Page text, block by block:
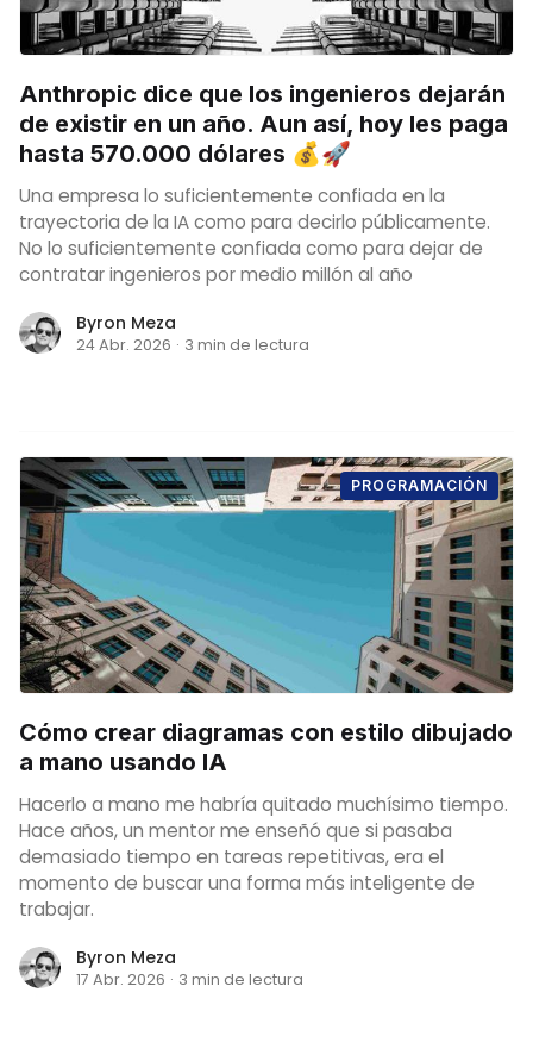
Anthropic dice que los ingenieros dejarán
de existir en un año. Aun así, hoy les paga
hasta 570.000 dólares 💰🚀
Una empresa lo suficientemente confiada en la
trayectoria de la IA como para decirlo públicamente.
No lo suficientemente confiada como para dejar de
contratar ingenieros por medio millón al año
Byron Meza
24 Abr. 2026 · 3 min de lectura
PROGRAMACIÓN
Cómo crear diagramas con estilo dibujado
a mano usando IA
Hacerlo a mano me habría quitado muchísimo tiempo.
Hace años, un mentor me enseñó que si pasaba
demasiado tiempo en tareas repetitivas, era el
momento de buscar una forma más inteligente de
trabajar.
Byron Meza
17 Abr. 2026 · 3 min de lectura